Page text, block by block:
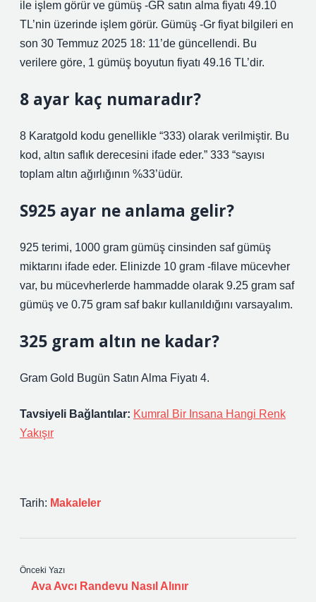
ile işlem görür ve gümüş -GR satın alma fiyatı 49.10
TL’nin üzerinde işlem görür. Gümüş -Gr fiyat bilgileri en
son 30 Temmuz 2025 18: 11’de güncellendi. Bu
verilere göre, 1 gümüş boyutun fiyatı 49.16 TL’dir.
8 ayar kaç numaradır?
8 Karatgold kodu genellikle “333) olarak verilmiştir. Bu
kod, altın saflık derecesini ifade eder.” 333 “sayısı
toplam altın ağırlığının %33’üdür.
S925 ayar ne anlama gelir?
925 terimi, 1000 gram gümüş cinsinden saf gümüş
miktarını ifade eder. Elinizde 10 gram -filave mücevher
var, bu mücevherlerde hammadde olarak 9.25 gram saf
gümüş ve 0.75 gram saf bakır kullanıldığını varsayalım.
325 gram altın ne kadar?
Gram Gold Bugün Satın Alma Fiyatı 4.
Tavsiyeli Bağlantılar: Kumral Bir Insana Hangi Renk
Yakışır
Tarih: Makaleler
Önceki Yazı
Ava Avcı Randevu Nasıl Alınır